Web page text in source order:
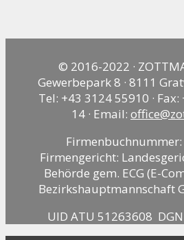
© 2016-2022 ·
Gewerbepark 8 · 8111
Tel: +43 3124 55910 ·
14 · Email:
Firmenbuchnummer:
Firmengericht:
Behörde gem. ECG (E-
Bezirkshauptmannschaft
UID ATU 51263608